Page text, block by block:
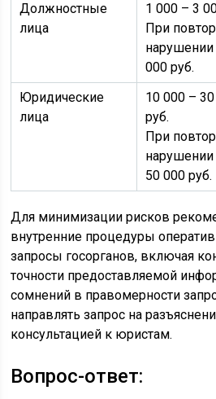
Должностные
лица
1 000 – 3
При
нарушении
000 руб.
Юридические
лица
10 000 –
руб.
При
50 000 руб.
Для минимизации рисков
внутренние процедуры
запросы госорганов, включая
точности предоставляемой
сомнений в правомерности
направлять запрос на
консультацией к юристам.
Вопрос-ответ: